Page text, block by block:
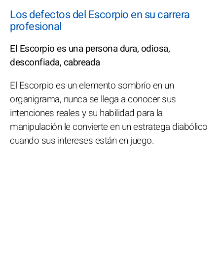
Los defectos del Escorpio en su carrera
profesional
El Escorpio es una persona dura, odiosa,
desconfiada, cabreada
El Escorpio es un elemento sombrío en un
organigrama, nunca se llega a conocer sus
intenciones reales y su habilidad para la
manipulación le convierte en un estratega diabólico
cuando sus intereses están en juego.